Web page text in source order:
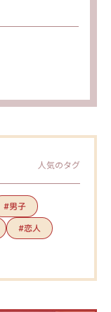
人気のタグ
#男子
#恋人